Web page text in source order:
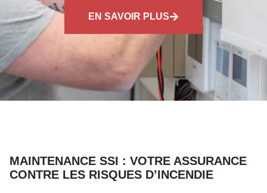
EN SAVOIR PLUS
MAINTENANCE SSI : VOTRE ASSURANCE
CONTRE LES RISQUES D’INCENDIE